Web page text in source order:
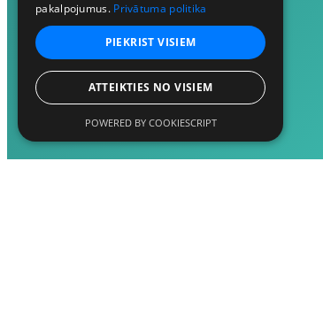
pakalpojumus. Privātuma politika
PIEKRIST VISIEM
ATTEIKTIES NO VISIEM
POWERED BY COOKIESCRIPT